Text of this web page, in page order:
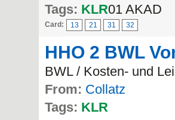
Tags: KLR01 AKAD
Card: 13 21 31 32
HHO 2 BWL
BWL / Kosten- und
From: Collatz
Tags: KLR